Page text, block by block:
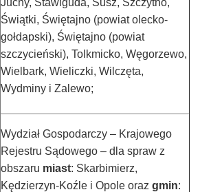
Juchy, Stawiguda, Susz, Szczytno,
Świątki, Świętajno (powiat olecko-
gołdapski), Świętajno (powiat
szczycieński), Tolkmicko, Węgorzewo,
Wielbark, Wieliczki, Wilczęta,
Wydminy i Zalewo;
Wydział Gospodarczy – Krajowego
Rejestru Sądowego – dla spraw z
obszaru miast: Skarbimierz,
Kędzierzyn-Koźle i Opole oraz gmin: